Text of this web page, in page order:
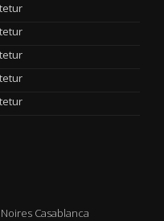
Casablanca